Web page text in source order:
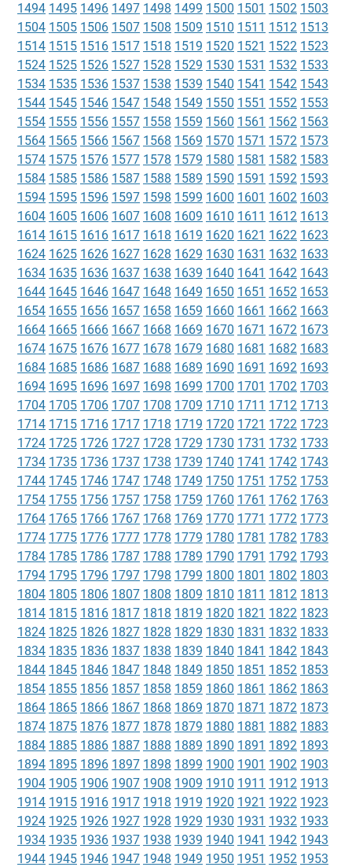
1494 1495 1496 1497 1498 1499 1500 1501 1502 1503
1504 1505 1506 1507 1508 1509 1510 1511 1512 1513
1514 1515 1516 1517 1518 1519 1520 1521 1522 1523
1524 1525 1526 1527 1528 1529 1530 1531 1532 1533
1534 1535 1536 1537 1538 1539 1540 1541 1542 1543
1544 1545 1546 1547 1548 1549 1550 1551 1552 1553
1554 1555 1556 1557 1558 1559 1560 1561 1562 1563
1564 1565 1566 1567 1568 1569 1570 1571 1572 1573
1574 1575 1576 1577 1578 1579 1580 1581 1582 1583
1584 1585 1586 1587 1588 1589 1590 1591 1592 1593
1594 1595 1596 1597 1598 1599 1600 1601 1602 1603
1604 1605 1606 1607 1608 1609 1610 1611 1612 1613
1614 1615 1616 1617 1618 1619 1620 1621 1622 1623
1624 1625 1626 1627 1628 1629 1630 1631 1632 1633
1634 1635 1636 1637 1638 1639 1640 1641 1642 1643
1644 1645 1646 1647 1648 1649 1650 1651 1652 1653
1654 1655 1656 1657 1658 1659 1660 1661 1662 1663
1664 1665 1666 1667 1668 1669 1670 1671 1672 1673
1674 1675 1676 1677 1678 1679 1680 1681 1682 1683
1684 1685 1686 1687 1688 1689 1690 1691 1692 1693
1694 1695 1696 1697 1698 1699 1700 1701 1702 1703
1704 1705 1706 1707 1708 1709 1710 1711 1712 1713
1714 1715 1716 1717 1718 1719 1720 1721 1722 1723
1724 1725 1726 1727 1728 1729 1730 1731 1732 1733
1734 1735 1736 1737 1738 1739 1740 1741 1742 1743
1744 1745 1746 1747 1748 1749 1750 1751 1752 1753
1754 1755 1756 1757 1758 1759 1760 1761 1762 1763
1764 1765 1766 1767 1768 1769 1770 1771 1772 1773
1774 1775 1776 1777 1778 1779 1780 1781 1782 1783
1784 1785 1786 1787 1788 1789 1790 1791 1792 1793
1794 1795 1796 1797 1798 1799 1800 1801 1802 1803
1804 1805 1806 1807 1808 1809 1810 1811 1812 1813
1814 1815 1816 1817 1818 1819 1820 1821 1822 1823
1824 1825 1826 1827 1828 1829 1830 1831 1832 1833
1834 1835 1836 1837 1838 1839 1840 1841 1842 1843
1844 1845 1846 1847 1848 1849 1850 1851 1852 1853
1854 1855 1856 1857 1858 1859 1860 1861 1862 1863
1864 1865 1866 1867 1868 1869 1870 1871 1872 1873
1874 1875 1876 1877 1878 1879 1880 1881 1882 1883
1884 1885 1886 1887 1888 1889 1890 1891 1892 1893
1894 1895 1896 1897 1898 1899 1900 1901 1902 1903
1904 1905 1906 1907 1908 1909 1910 1911 1912 1913
1914 1915 1916 1917 1918 1919 1920 1921 1922 1923
1924 1925 1926 1927 1928 1929 1930 1931 1932 1933
1934 1935 1936 1937 1938 1939 1940 1941 1942 1943
1944 1945 1946 1947 1948 1949 1950 1951 1952 1953